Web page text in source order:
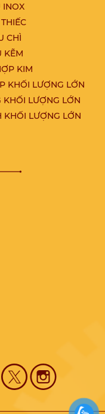
INOX
CHÌ
KẼM
KIM
KHỐI LƯỢNG LỚN
KHỐI LƯỢNG LỚN
KHỐI LƯỢNG LỚN